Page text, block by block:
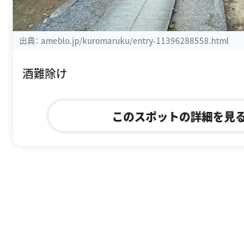
出典： ameblo.jp/kuromaruku/entry-11396288558.html
酒難除け
このスポットの詳細を見